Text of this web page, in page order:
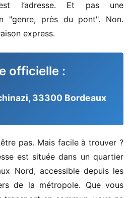
l’adresse. Et pas une
"genre, près du pont". Non.
express.
officielle :
33300 Bordeaux
pas. Mais facile à trouver ?
est située dans un quartier
Nord, accessible depuis les
de la métropole. Que vous